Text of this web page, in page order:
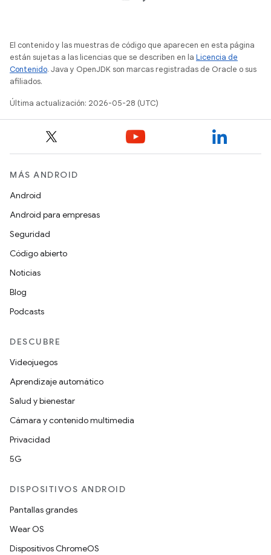
El contenido y las muestras de código que aparecen en esta página
están sujetas a las licencias que se describen en la Licencia de
Contenido. Java y OpenJDK son marcas registradas de Oracle o sus
afiliados.
Última actualización: 2026-05-28 (UTC)
MÁS ANDROID
Android
Android para empresas
Seguridad
Código abierto
Noticias
Blog
Podcasts
DESCUBRE
Videojuegos
Aprendizaje automático
Salud y bienestar
Cámara y contenido multimedia
Privacidad
5G
DISPOSITIVOS ANDROID
Pantallas grandes
Wear OS
Dispositivos ChromeOS